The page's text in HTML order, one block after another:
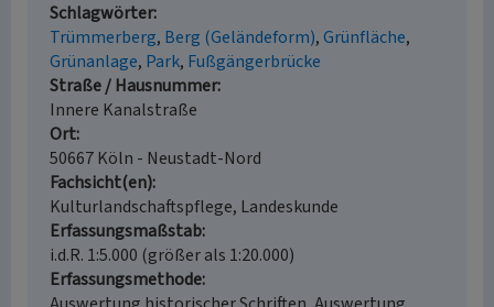
Schlagwörter
Trümmerberg Berg (Geländeform) Grünfläche
Grünanlage Park Fußgängerbrücke
Straße / Hausnummer
Innere Kanalstraße
Ort
50667 Köln - Neustadt-Nord
Fachsicht(en)
Kulturlandschaftspflege, Landeskunde
Erfassungsmaßstab
i.d.R. 1:5.000 (größer als 1:20.000)
Erfassungsmethode